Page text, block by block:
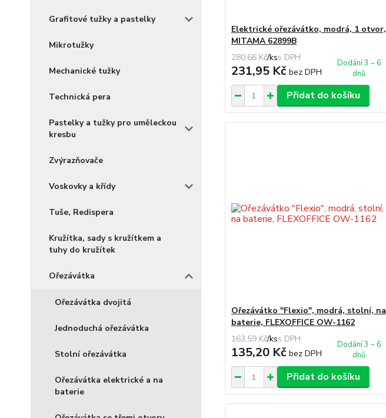
Grafitové tužky a pastelky
Mikrotužky
Mechanické tužky
Technická pera
Pastelky a tužky pro uměleckou
kresbu
Zvýrazňovače
Voskovky a křídy
Tuše, Redispera
Kružítka, sady s kružítkem a
tuhy do kružítek
Ořezávátka
Ořezávátka dvojitá
Jednoduchá ořezávátka
Stolní ořezávátka
Ořezávátka elektrické a na
baterie
Elektrické ořezávátko, modrá, 1 otvor,
MITAMA 62899B
280,66 Kč/ks
231,95 Kč bez DPH
Dodání 3 – 6
dnů
Přidat do košíku
Ořezávátko "Flexio", modrá, stolní, na
baterie, FLEXOFFICE OW-1162
163,59 Kč/ks
135,20 Kč bez DPH
Dodání 3 – 6
dnů
Přidat do košíku